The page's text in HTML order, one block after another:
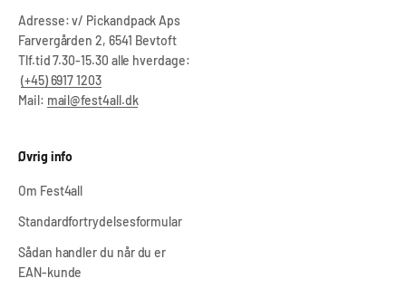
Adresse: v/ Pickandpack Aps
Farvergården 2, 6541 Bevtoft
Tlf.tid 7.30-15.30 alle hverdage:
(+45) 6917 1203
Mail: mail@fest4all.dk
Øvrig info
Om Fest4all
Standardfortrydelsesformular
Sådan handler du når du er
EAN-kunde